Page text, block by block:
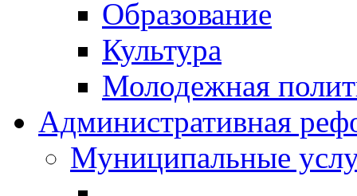
Образование
Культура
Молодежная
Административная
Муниципальные